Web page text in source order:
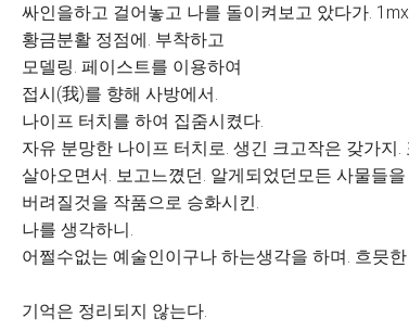
싸인을하고 걸어놓고 나를 돌이켜보고 았다가.
황금분활 정점에. 부착하고
모델링. 페이스트를 이용하여
접시(我)를 향해 사방에서.
나이프 터치를 하여 집줌시켰다.
자유 분망한 나이프 터치로. 생긴 크고작은 갖가지.
살아오면서. 보고느꼈던. 알게되었던모든 사물들
버려질것을 작품으로 승화시킨.
나를 생각하니.
어쩔수없는 예술인이구나 하는생각을 하며. 흐믓
기억은 정리되지 않는다.